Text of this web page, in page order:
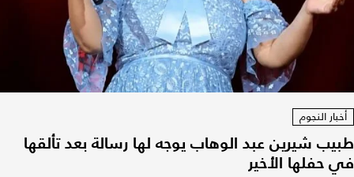
أخبار النجوم
طبيب شيرين عبد الوهاب يوجه لها رسالة بعد تألقها
في حفلها الأخير